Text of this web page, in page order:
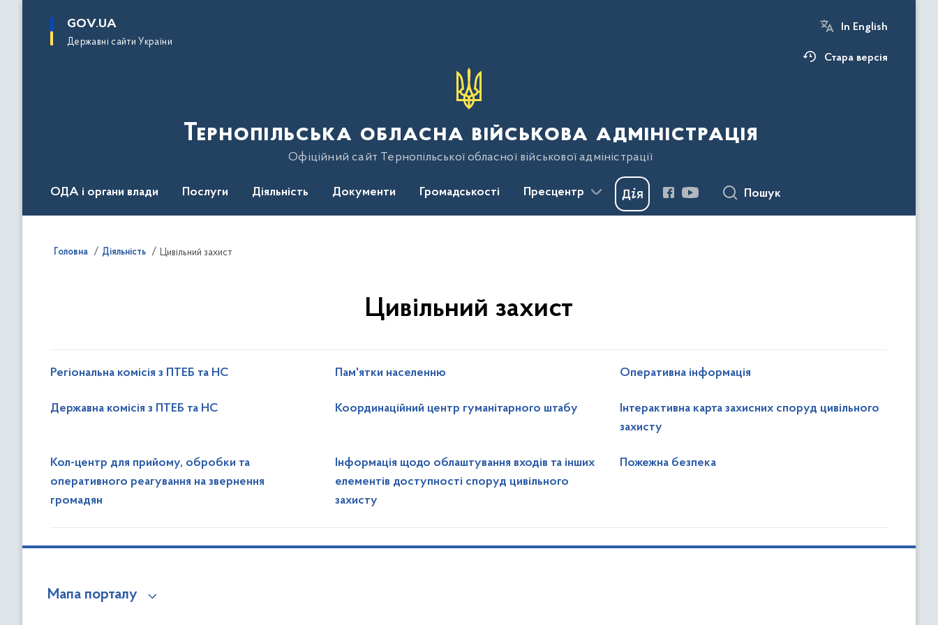
основного
GOV.UA
Державні сайти України
In English
Стара версія
Тернопільська обласна військова адміністрація
Офіційний сайт Тернопільської обласної військової адміністрації
ОДА і органи влади Послуги Діяльність Документи Громадськості Пресцентр Пошук
Головна Діяльність Цивільний захист
Цивільний захист
Регіональна комісія з ПТЕБ та НС Пам'ятки населенню Оперативна інформація
Державна комісія з ПТЕБ та НС Координаційний центр гуманітарного штабу
Інтерактивна карта захисних споруд цивільного
захисту
Кол-центр для прийому, обробки та
оперативного реагування на звернення
громадян
Інформація щодо облаштування входів та інших
елементів доступності споруд цивільного
захисту
Пожежна безпека
Мапа порталу